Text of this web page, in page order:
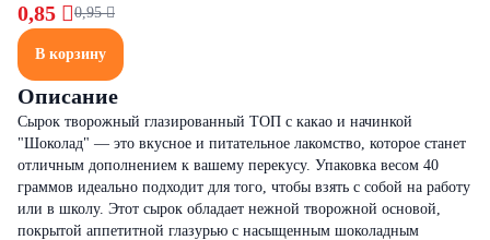
0,85 0,95 
В корзину
Описание
Сырок творожный глазированный ТОП с какао и начинкой
"Шоколад" — это вкусное и питательное лакомство, которое станет
отличным дополнением к вашему перекусу. Упаковка весом 40
граммов идеально подходит для того, чтобы взять с собой на работу
или в школу. Этот сырок обладает нежной творожной основой,
покрытой аппетитной глазурью с насыщенным шоколадным